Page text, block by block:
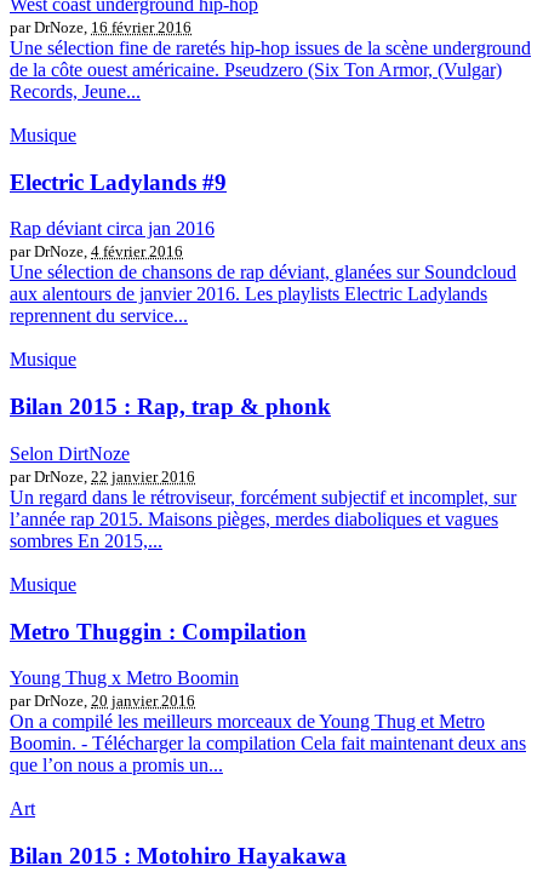
West coast underground hip-hop
par DrNoze, 16 février 2016
Une sélection fine de raretés hip-hop issues de la scène underground
de la côte ouest américaine. Pseudzero (Six Ton Armor, (Vulgar)
Records, Jeune...
Musique
Electric Ladylands #9
Rap déviant circa jan 2016
par DrNoze, 4 février 2016
Une sélection de chansons de rap déviant, glanées sur Soundcloud
aux alentours de janvier 2016. Les playlists Electric Ladylands
reprennent du service...
Musique
Bilan 2015 : Rap, trap & phonk
Selon DirtNoze
par DrNoze, 22 janvier 2016
Un regard dans le rétroviseur, forcément subjectif et incomplet, sur
l’année rap 2015. Maisons pièges, merdes diaboliques et vagues
sombres En 2015,...
Musique
Metro Thuggin : Compilation
Young Thug x Metro Boomin
par DrNoze, 20 janvier 2016
On a compilé les meilleurs morceaux de Young Thug et Metro
Boomin. - Télécharger la compilation Cela fait maintenant deux ans
que l’on nous a promis un...
Art
Bilan 2015 : Motohiro Hayakawa